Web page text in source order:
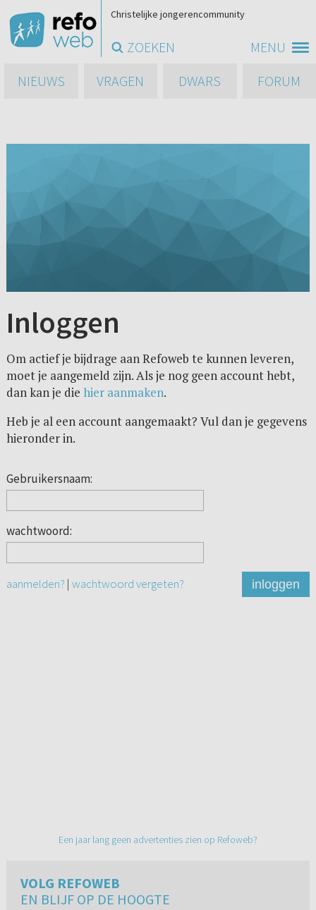
MENU
Christelijke jongerencommunity
ZOEKEN
NIEUWS
VRAGEN DWARS FORUM
Inloggen
Om actief je bijdrage aan Refoweb te kunnen leveren,
moet je aangemeld zijn. Als je nog geen account hebt,
dan kan je die hier aanmaken.
Heb je al een account aangemaakt? Vul dan je gegevens
hieronder in.
Gebruikersnaam:
wachtwoord:
aanmelden? | wachtwoord vergeten? inloggen
Een jaar lang geen advertenties zien op Refoweb?
VOLG REFOWEB
EN BLIJF OP DE HOOGTE